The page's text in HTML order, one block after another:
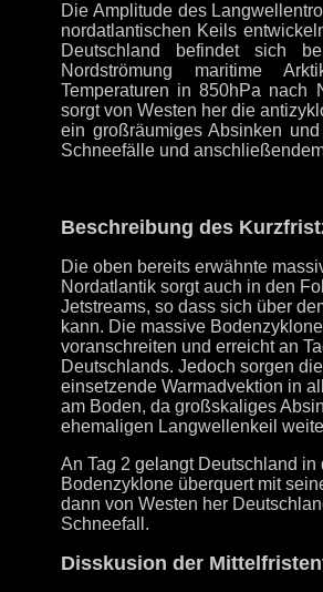
Die Amplitude des
nordatlantischen Keils
Deutschland befindet sich
Nordströmung maritime
Temperaturen in 850hPa nach
sorgt von Westen her die
ein großräumiges Absinken
Schneefälle und
Beschreibung des
Die oben bereits erwähnte
Nordatlantik sorgt auch in den
Jetstreams, so dass sich über
kann. Die massive
voranschreiten und erreicht an
Deutschlands. Jedoch sorgen
einsetzende Warmadvektion in
am Boden, da großskaliges
ehemaligen Langwellenkeil
An Tag 2 gelangt Deutschland
Bodenzyklone überquert mit
dann von Westen her
Schneefall.
Disskusion der